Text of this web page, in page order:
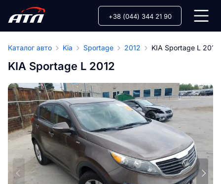
+38 (044) 344 21 90
Каталог авто Kia Sportage 2012 KIA Sportage L 2012
KIA Sportage L 2012